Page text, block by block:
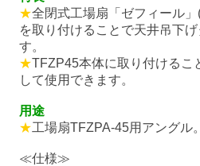
★全閉式工場扇「ゼフィール
を取り付けることで天井吊下
す。
★TFZP45本体に取り付けるこ
して使用できます。
用途
★工場扇TFZPA-45用アングル。
≪仕様≫